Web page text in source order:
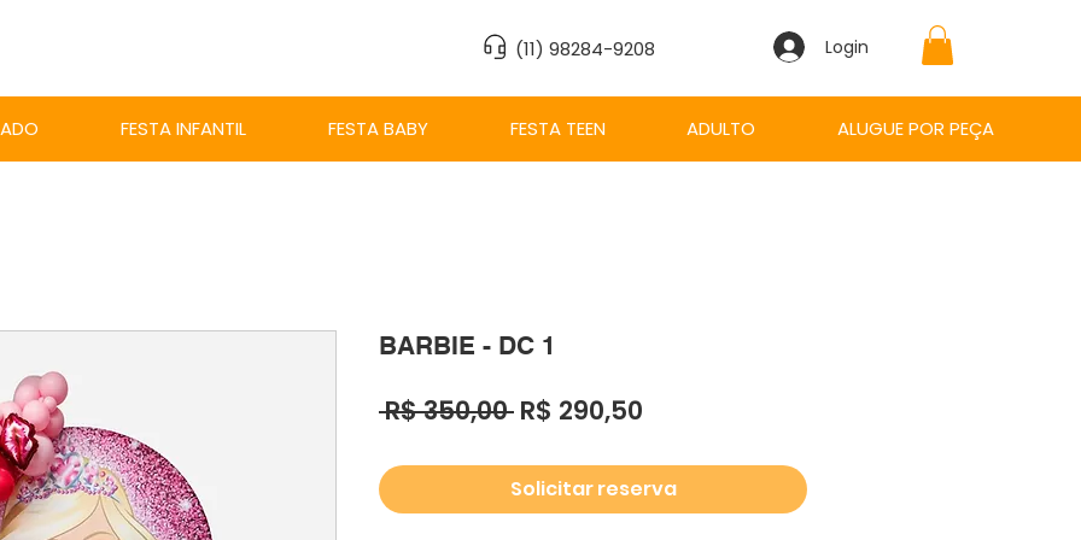
(11) 98284-9208 Login
FESTA INFANTIL FESTA BABY FESTA TEEN ADULTO ALUGUE POR PEÇA
BARBIE - DC 1
R$ 350,00 Preço
R$ 290,50
Solicitar reserva